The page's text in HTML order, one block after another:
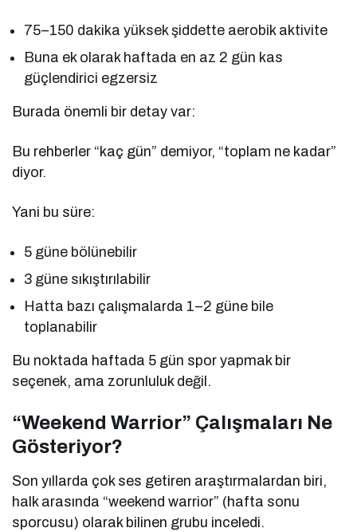
75–150 dakika yüksek şiddette aerobik aktivite
Buna ek olarak haftada en az 2 gün kas
güçlendirici egzersiz
Burada önemli bir detay var:
Bu rehberler “kaç gün” demiyor, “toplam ne kadar”
diyor.
Yani bu süre:
5 güne bölünebilir
3 güne sıkıştırılabilir
Hatta bazı çalışmalarda 1–2 güne bile
toplanabilir
Bu noktada haftada 5 gün spor yapmak bir
seçenek, ama zorunluluk değil.
“Weekend Warrior” Çalışmaları Ne
Gösteriyor?
Son yıllarda çok ses getiren araştırmalardan biri,
halk arasında “weekend warrior” (hafta sonu
sporcusu) olarak bilinen grubu inceledi.